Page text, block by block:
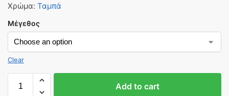
Χρώμα: Ταμπά
Μέγεθος
Clear
Add to cart